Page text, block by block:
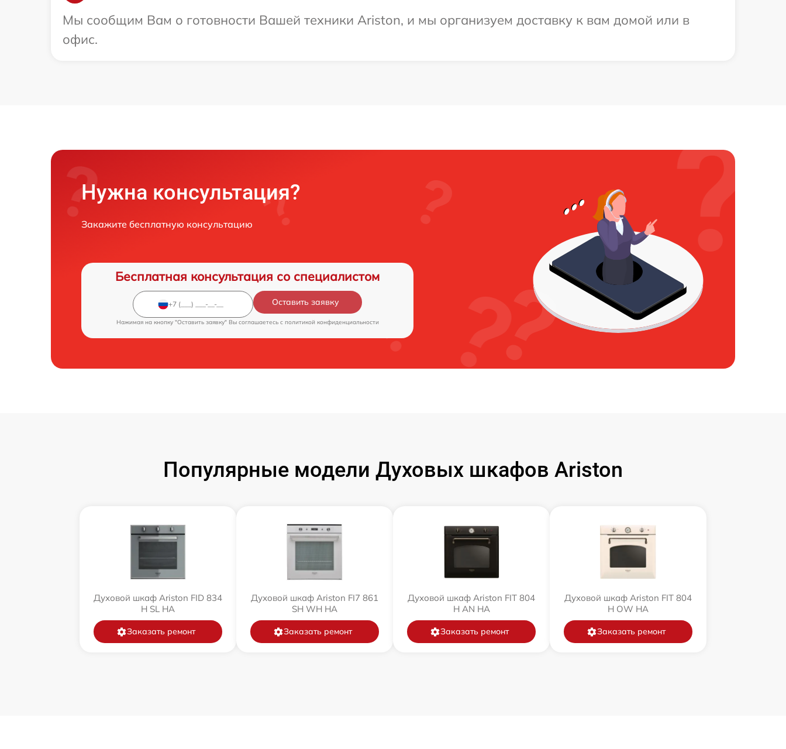
Мы сообщим Вам о готовности Вашей техники Ariston, и мы организуем доставку к вам домой или в
офис.
Нужна консультация?
Закажите бесплатную консультацию
Бесплатная консультация со специалистом
Оставить заявку
Нажимая на кнопку "Оставить заявку" Вы соглашаетесь c политикой конфиденциальности
Популярные модели Духовых шкафов Ariston
Духовой шкаф Ariston FID 834
H SL HA
Заказать ремонт
Духовой шкаф Ariston FI7 861
SH WH HA
Заказать ремонт
Духовой шкаф Ariston FIT 804
H AN HA
Заказать ремонт
Духовой шкаф Ariston FIT 804
H OW HA
Заказать ремонт